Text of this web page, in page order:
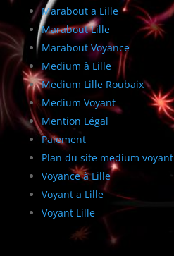
Marabout a Lille
Marabout Lille
Marabout Voyance
Medium à Lille
Medium Lille Roubaix
Medium Voyant
Mention Légal
Paiement
Plan du site medium voyant
Voyance à Lille
Voyant a Lille
Voyant Lille